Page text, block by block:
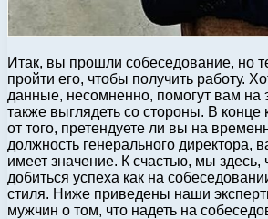
Итак, вы прошли собеседование, но
пройти его, чтобы получить работу.
данные, несомненно, помогут вам на
также выглядеть со стороны. В конце
от того, претендуете ли вы на
должность генерального директора,
имеет значение. К счастью, мы
добиться успеха как на
стиля. Ниже приведены наши
мужчин о том, что надеть на